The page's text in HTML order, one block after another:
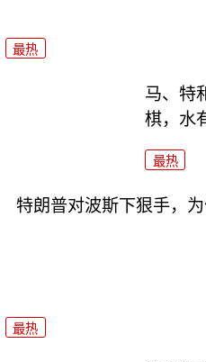
最热
马、特
棋，水
最热
特朗普对波斯下狠手，
最热